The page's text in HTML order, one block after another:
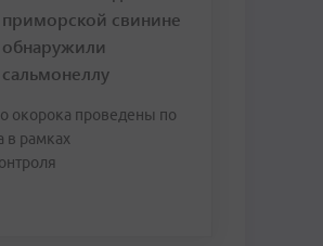
приморской свинине
обнаружили
сальмонеллу
окорока проведены по
в рамках